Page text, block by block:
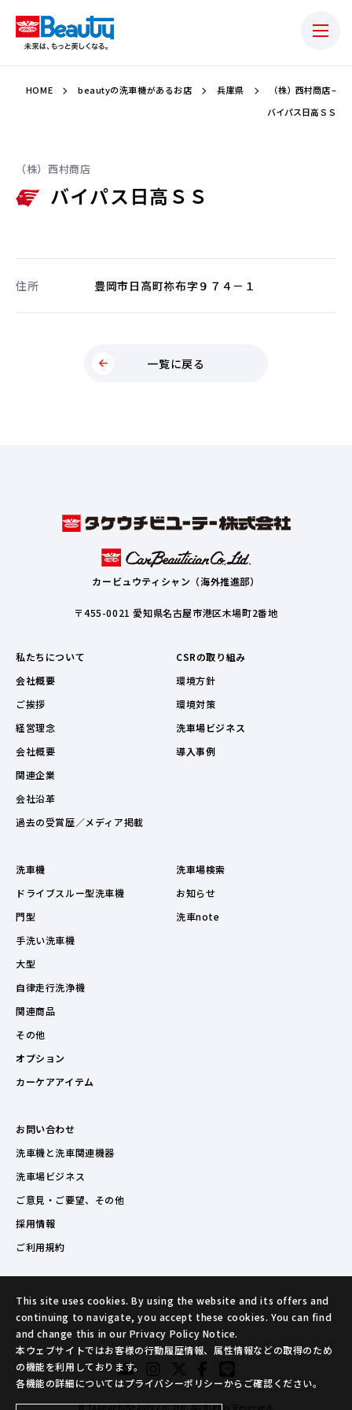
HOME beautyの洗車機があるお店 兵庫県
（株）西村商店 –
バイパス日高ＳＳ
（株）西村商店
バイパス日高ＳＳ
住所 豊岡市日高町祢布字９７４－１
一覧に戻る
カービュウティシャン（海外推進部）
〒455-0021 愛知県名古屋市港区木場町2番地
私たちについて
会社概要
ご挨拶
経営理念
会社概要
関連企業
会社沿革
過去の受賞歴／メディア掲載
CSRの取り組み
環境方針
環境対策
洗車場ビジネス
導入事例
洗車機
ドライブスルー型洗車機
門型
手洗い洗車機
大型
自律走行洗浄機
関連商品
その他
オプション
カーケアアイテム
洗車場検索
お知らせ
洗車note
お問い合わせ
洗車機と洗車関連機器
洗車場ビジネス
ご意見・ご要望、その他
採用情報
ご利用規約
© TakeuchiBeauty co.,ltd. All Rights Reserved.
This site uses cookies. By using the website and its offers and
continuing to navigate, you accept these cookies. You can find
and change this in our Privacy Policy Notice.
本ウェブサイトではお客様の行動履歴情報、属性情報などの取得のため
の機能を利用しております。
各機能の詳細についてはプライバシーポリシーからご確認ください。